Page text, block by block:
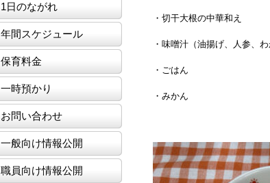
・切干大根の中華和え
・味噌汁（油揚げ、人参、
・ごはん
・みかん
1日のながれ
年間スケジュール
保育料金
一時預かり
お問い合わせ
一般向け情報公開
職員向け情報公開